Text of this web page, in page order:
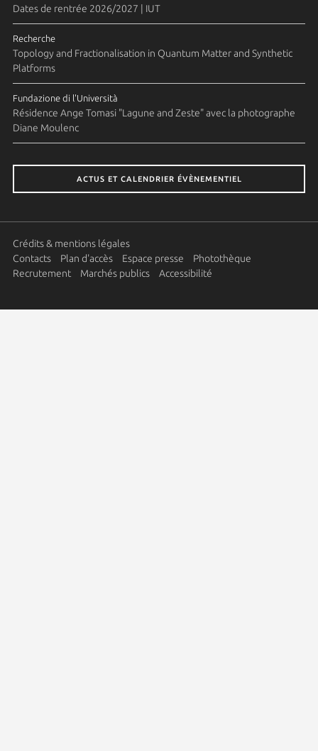
Dates de rentrée 2026/2027 | IUT
Recherche
Topology and Fractionalisation in Quantum Matter and Synthetic
Platforms
Fundazione di l'Università
Résidence Ange Tomasi "Lagune and Zeste" avec la photographe
Diane Moulenc
ACTUS ET CALENDRIER ÉVÈNEMENTIEL
Crédits & mentions légales
Contacts
Plan d'accès Espace presse
Photothèque
Recrutement
Marchés publics Accessibilité